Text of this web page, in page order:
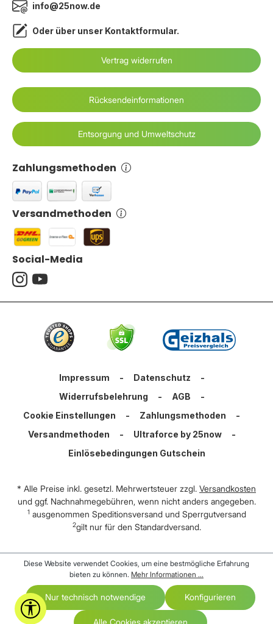
info@25now.de
Oder über unser Kontaktformular.
Vertrag widerrufen
Zahlungsmethoden
Versandmethoden
Rücksendeinformationen
Entsorgung und Umweltschutz
Social-Media
Impressum - Datenschutz
-
Widerrufsbelehrung
- AGB
-
Cookie Einstellungen
- Zahlungsmethoden
-
Versandmethoden
- Ultraforce by 25now
-
Einlösebedingungen Gutschein
* Alle Preise inkl. gesetzl. Mehrwertsteuer zzgl. Versandkosten
und ggf. Nachnahmegebühren, wenn nicht anders angegeben.
1 ausgenommen Speditionsversand und Sperrgutversand
2gilt nur für den Standardversand.
Werkzeugleiste anzeigen
Diese Website verwendet Cookies, um eine bestmögliche Erfahrung
bieten zu können. Mehr Informationen ...
Nur technisch notwendige Konfigurieren
Alle Cookies akzeptieren